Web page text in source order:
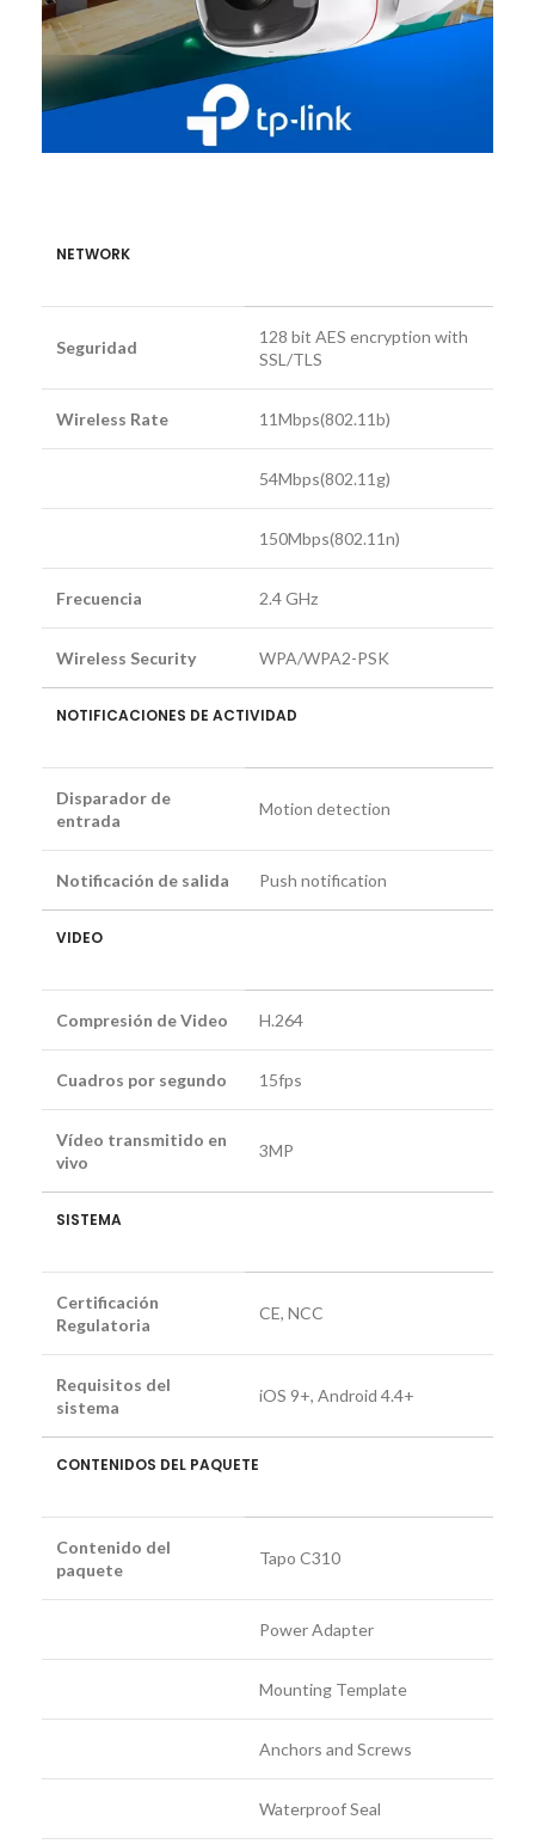
NETWORK
Seguridad
128 bit AES encryption with
SSL/TLS
Wireless Rate 11Mbps(802.11b)
54Mbps(802.11g)
150Mbps(802.11n)
Frecuencia 2.4 GHz
Wireless Security WPA/WPA2-PSK
NOTIFICACIONES DE ACTIVIDAD
Disparador de
entrada
Motion detection
Notificación de salida Push notification
VIDEO
Compresión de Video H.264
Cuadros por segundo 15fps
Vídeo transmitido en
vivo
3MP
SISTEMA
Certificación
Regulatoria
CE, NCC
Requisitos del
sistema
iOS 9+, Android 4.4+
CONTENIDOS DEL PAQUETE
Contenido del
paquete
Tapo C310
Power Adapter
Mounting Template
Anchors and Screws
Waterproof Seal